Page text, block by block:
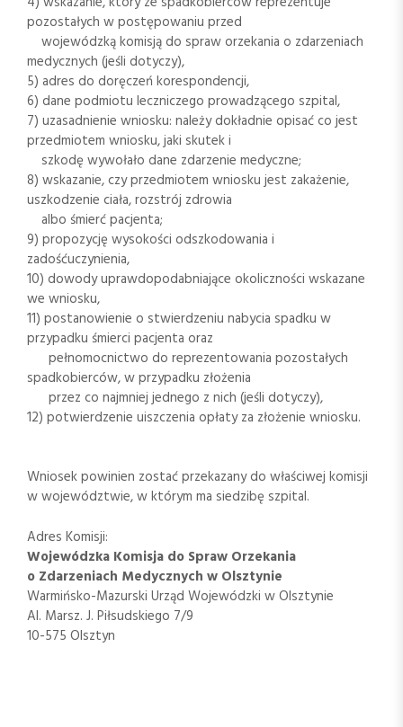
pozostałych w postępowaniu przed
wojewódzką komisją do spraw orzekania o zdarzeniach
medycznych (jeśli dotyczy),
5) adres do doręczeń korespondencji,
6) dane podmiotu leczniczego prowadzącego szpital,
7) uzasadnienie wniosku: należy dokładnie opisać co jest
przedmiotem wniosku, jaki skutek i
szkodę wywołało dane zdarzenie medyczne;
8) wskazanie, czy przedmiotem wniosku jest zakażenie,
uszkodzenie ciała, rozstrój zdrowia
albo śmierć pacjenta;
9) propozycję wysokości odszkodowania i
zadośćuczynienia,
10) dowody uprawdopodabniające okoliczności wskazane
we wniosku,
11) postanowienie o stwierdzeniu nabycia spadku w
przypadku śmierci pacjenta oraz
pełnomocnictwo do reprezentowania pozostałych
spadkobierców, w przypadku złożenia
przez co najmniej jednego z nich (jeśli dotyczy),
12) potwierdzenie uiszczenia opłaty za złożenie wniosku.
Wniosek powinien zostać przekazany do właściwej komisji
w województwie, w którym ma siedzibę szpital.
Adres Komisji:
Wojewódzka Komisja do Spraw Orzekania
o Zdarzeniach Medycznych w Olsztynie
Warmińsko-Mazurski Urząd Wojewódzki w Olsztynie
Al. Marsz. J. Piłsudskiego 7/9
10-575 Olsztyn